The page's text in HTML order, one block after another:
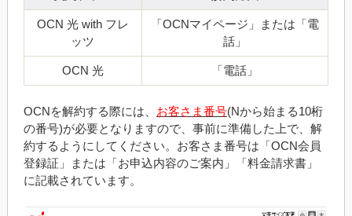
OCN 光 with フレ
ッツ
「OCNマイページ」または「電
話」
OCN 光 「電話」
OCNを解約する際には、 お客さま番号(Nから始まる10桁
の番号)が必要となりますので、事前に準備した上で、解
約するようにしてください。お客さま番号は「OCN会員
登録証」または「お申込内容のご案内」「料金請求書」
に記載されています。